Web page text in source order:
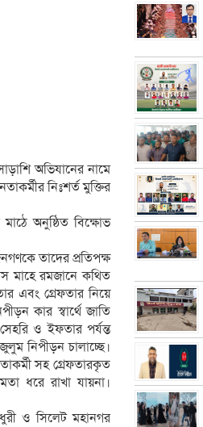
অভিযানের নামে
নিঃশর্ত মুক্তির
অনুষ্ঠিত বিক্ষোভ
তাদের প্রতিপক্ষ
মাহে রমজানে কথিত
এবং গ্রেফতার নিয়ে
কার স্বার্থে জাতি
ও ইফতার পর্যন্ত
নিপীড়ন চালাচ্ছে।
সহ গ্রেফতারকৃত
ধরে রাখা যায়না।
ও সিলেট মহানগর